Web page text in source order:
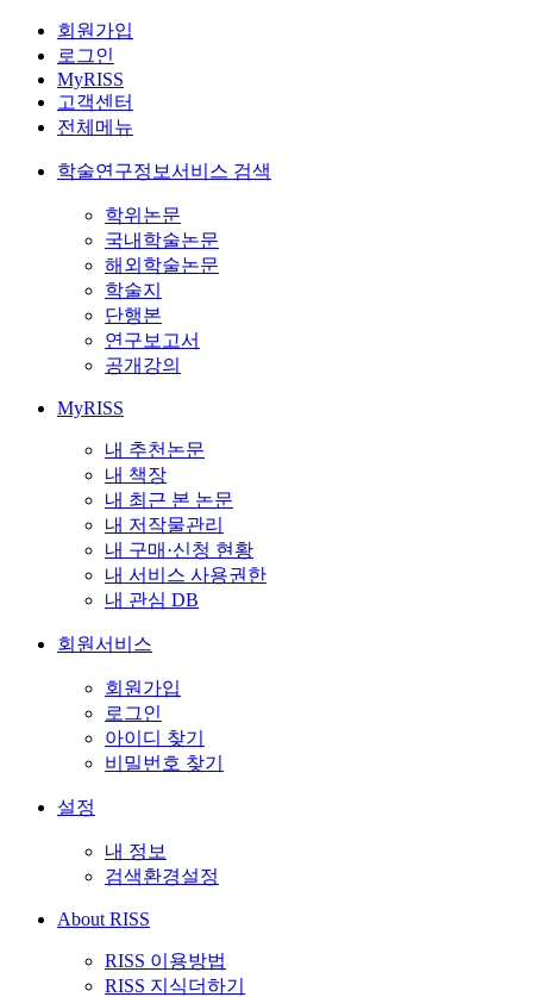
회원가입
로그인
MyRISS
고객센터
전체메뉴
학술연구정보서비스 검색
학위논문
국내학술논문
해외학술논문
학술지
단행본
연구보고서
공개강의
MyRISS
내 추천논문
내 책장
내 최근 본 논문
내 저작물관리
내 구매·신청 현황
내 서비스 사용권한
내 관심 DB
회원서비스
회원가입
로그인
아이디 찾기
비밀번호 찾기
설정
내 정보
검색환경설정
About RISS
RISS 이용방법
RISS 지식더하기